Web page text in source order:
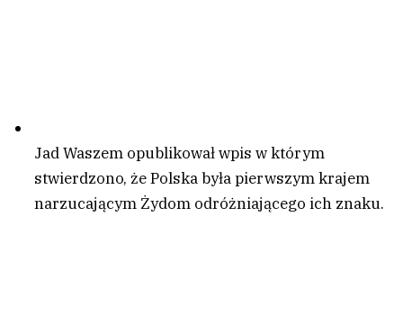
Jad Waszem opublikował wpis w którym
stwierdzono, że Polska była pierwszym krajem
narzucającym Żydom odróżniającego ich znaku.